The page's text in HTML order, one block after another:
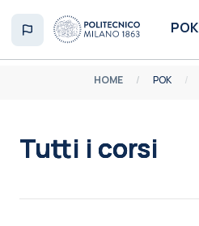
POK
HOME POK
Tutti i corsi